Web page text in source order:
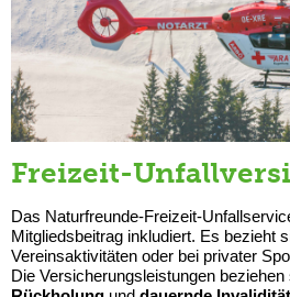
Freizeit-
Das Naturfreunde-Freizeit-
Mitgliedsbeitrag inkludiert. Es bezieht
Vereinsaktivitäten oder bei privater
Die Versicherungsleistungen